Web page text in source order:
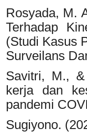
Rosyada, M.
Terhadap
(Studi Kasus
Surveilans
Savitri, M., &
kerja dan
pandemi
Sugiyono.